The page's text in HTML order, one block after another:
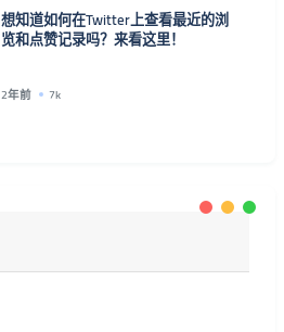
想知道如何在Twitter上查看最近的浏
览和点赞记录吗？来看这里！
2年前 7k